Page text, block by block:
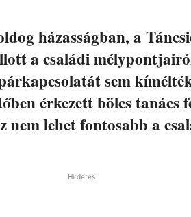
házasságban, a
a családi
sem
érkezett bölcs tanács
lehet fontosabb a
Hirdetés